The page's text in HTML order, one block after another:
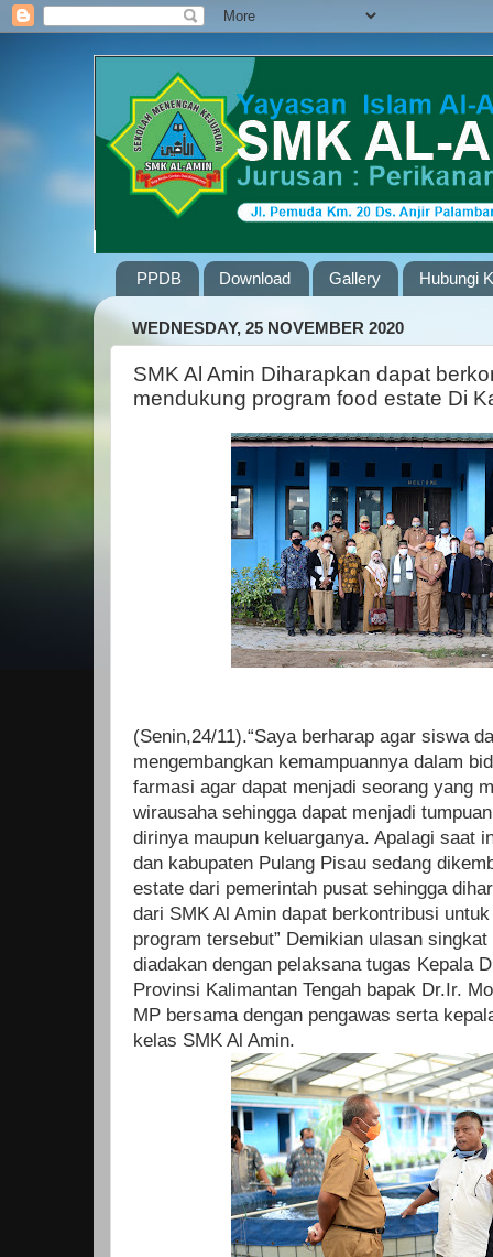
PPDB Download Gallery Hubungi
WEDNESDAY, 25 NOVEMBER 2020
SMK Al Amin Diharapkan dapat
mendukung program food estate Di
(Senin,24/11).“Saya berharap agar siswa
mengembangkan kemampuannya dalam
farmasi agar dapat menjadi seorang yang
wirausaha sehingga dapat menjadi
dirinya maupun keluarganya. Apalagi saat
dan kabupaten Pulang Pisau sedang
estate dari pemerintah pusat sehingga
dari SMK Al Amin dapat berkontribusi
program tersebut” Demikian ulasan
diadakan dengan pelaksana tugas Kepala
Provinsi Kalimantan Tengah bapak Dr.Ir.
MP bersama dengan pengawas serta
kelas SMK Al Amin.